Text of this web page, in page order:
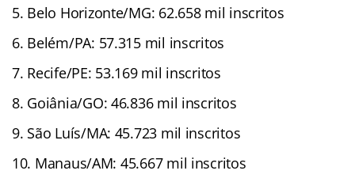
Belo Horizonte/MG: 62.658 mil inscritos
Belém/PA: 57.315 mil inscritos
Recife/PE: 53.169 mil inscritos
Goiânia/GO: 46.836 mil inscritos
São Luís/MA: 45.723 mil inscritos
Manaus/AM: 45.667 mil inscritos